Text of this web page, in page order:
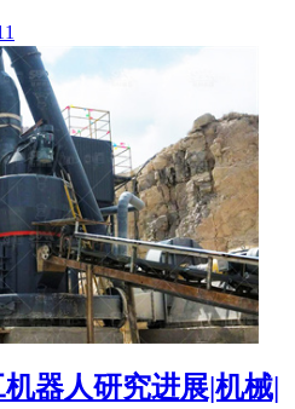
器人研究进展|机械|